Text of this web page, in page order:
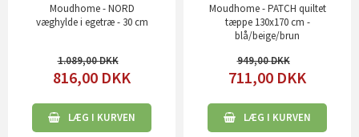
Moudhome - NORD
væghylde i egetræ - 30 cm
1.089,00
816,00 DKK
LÆG I KURVEN
Moudhome - PATCH quiltet
tæppe 130x170 cm -
blå/beige/brun
949,00
711,00 DKK
LÆG I KURVEN